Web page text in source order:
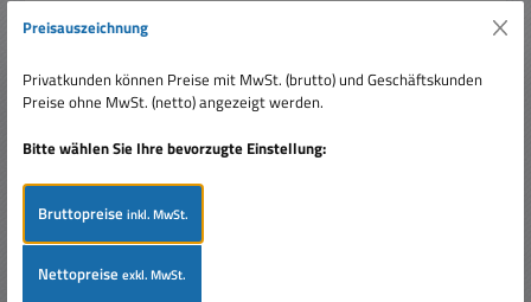
Preise inkl. MwSt. zzgl. Versandkosten
Produktgalerie überspringen
Ähnliche Artikel
Preisauszeichnung
Privatkunden können Preise mit MwSt. (brutto) und Geschäftskunden
Preise ohne MwSt. (netto) angezeigt werden.
Bitte wählen Sie Ihre bevorzugte Einstellung:
Bruttopreiseinkl. MwSt.
Nettopreiseexkl. MwSt.